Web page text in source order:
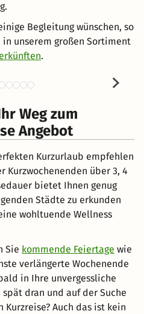
Begleitung wünschen, so
unserem großen Sortiment
.
Weg zum
Angebot
Kurzurlaub empfehlen
Kurzwochenenden über 3, 4
bietet Ihnen genug
Städte zu erkunden
wohltuende Wellness
Sie kommende Feiertage wie
verlängerte Wochenende
in Ihre unvergessliche
dran und auf der Suche
Auch das ist kein